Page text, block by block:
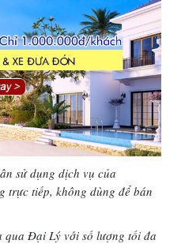
sử dụng dịch vụ của
trực tiếp, không dùng để bán
qua Đại Lý với số lượng tối đa